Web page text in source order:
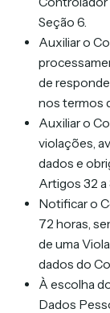
Seção 6.
Auxiliar o
de
nos termos
Auxiliar o
violações,
dados e
Artigos 32 a
Notificar o
72 horas,
de uma
dados do
À escolha
Dados